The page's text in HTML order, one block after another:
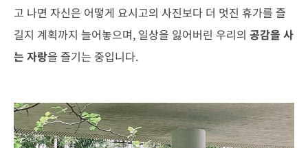
고 나면 자신은 어떻게 요시고의 사진보다 더 멋진 휴가를 즐
길지 계획까지 늘어놓으며, 일상을 잃어버린 우리의 공감을 사
는 자랑을 즐기는 중입니다.